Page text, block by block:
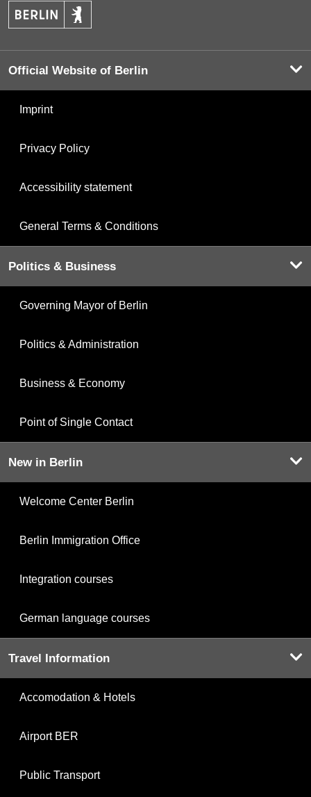
Official Website of Berlin
Imprint
Privacy Policy
Accessibility statement
General Terms & Conditions
Politics & Business
Governing Mayor of Berlin
Politics & Administration
Business & Economy
Point of Single Contact
New in Berlin
Welcome Center Berlin
Berlin Immigration Office
Integration courses
German language courses
Travel Information
Accomodation & Hotels
Airport BER
Public Transport